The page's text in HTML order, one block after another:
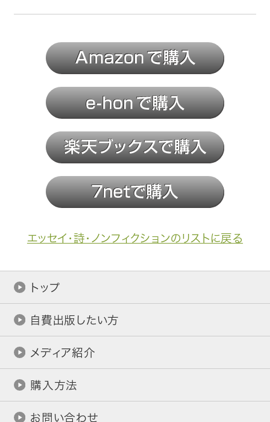
エッセイ・詩・ノンフィクションのリストに戻る
トップ
自費出版したい方
メディア紹介
購入方法
お問い合わせ